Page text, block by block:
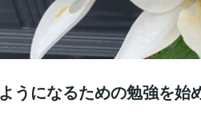
うになるための勉強を始